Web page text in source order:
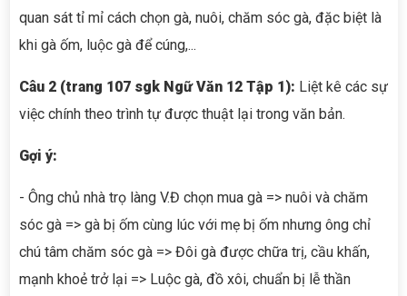
quan sát tỉ mỉ cách chọn gà, nuôi, chăm sóc gà, đặc biệt là
khi gà ốm, luộc gà để cúng,...
Câu 2 (trang 107 sgk Ngữ Văn 12 Tập 1): Liệt kê các sự
việc chính theo trình tự được thuật lại trong văn bản.
Gợi ý:
- Ông chủ nhà trọ làng V.Đ chọn mua gà => nuôi và chăm
sóc gà => gà bị ốm cùng lúc với mẹ bị ốm nhưng ông chỉ
chú tâm chăm sóc gà => Đôi gà được chữa trị, cầu khấn,
mạnh khoẻ trở lại => Luộc gà, đồ xôi, chuẩn bị lễ thần